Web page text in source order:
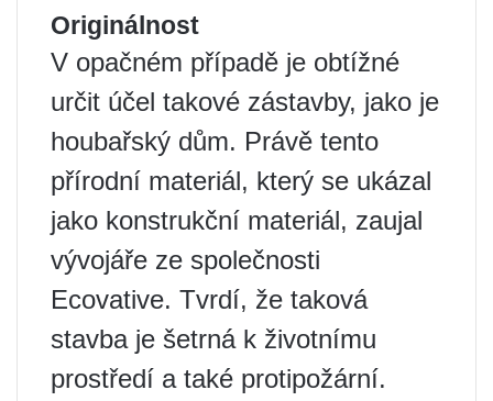
Originálnost
V opačném případě je obtížné
určit účel takové zástavby, jako je
houbařský dům. Právě tento
přírodní materiál, který se ukázal
jako konstrukční materiál, zaujal
vývojáře ze společnosti
Ecovative. Tvrdí, že taková
stavba je šetrná k životnímu
prostředí a také protipožární.